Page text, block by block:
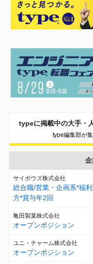
typeに掲載中の大手・
type編集部が
サイボウズ株式会社
総合職/営業・企画系*福
方*賞与年2回
亀田製菓株式会社
オープンポジション
ユニ・チャーム株式会社
オープンポジション